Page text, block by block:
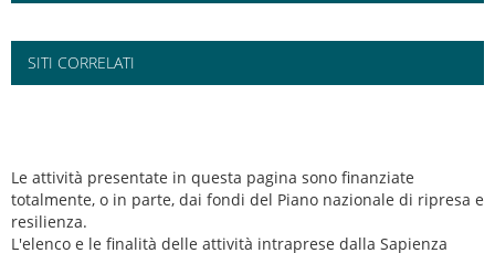
SITI CORRELATI
Le attività presentate in questa pagina sono finanziate
totalmente, o in parte, dai fondi del Piano nazionale di ripresa e
resilienza.
L'elenco e le finalità delle attività intraprese dalla Sapienza